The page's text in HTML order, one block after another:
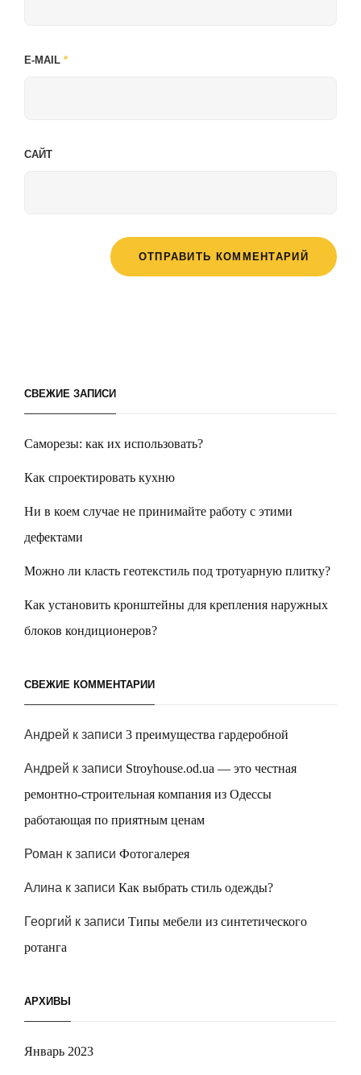
E-MAIL *
САЙТ
СВЕЖИЕ ЗАПИСИ
Саморезы: как их использовать?
Как спроектировать кухню
Ни в коем случае не принимайте работу с этими
дефектами
Можно ли класть геотекстиль под тротуарную плитку?
Как установить кронштейны для крепления наружных
блоков кондиционеров?
СВЕЖИЕ КОММЕНТАРИИ
Андрей к записи 3 преимущества гардеробной
Андрей к записи Stroyhouse.od.ua — это честная
ремонтно-строительная компания из Одессы
работающая по приятным ценам
Роман к записи Фотогалерея
Алина к записи Как выбрать стиль одежды?
Георгий к записи Типы мебели из синтетического
ротанга
АРХИВЫ
Январь 2023